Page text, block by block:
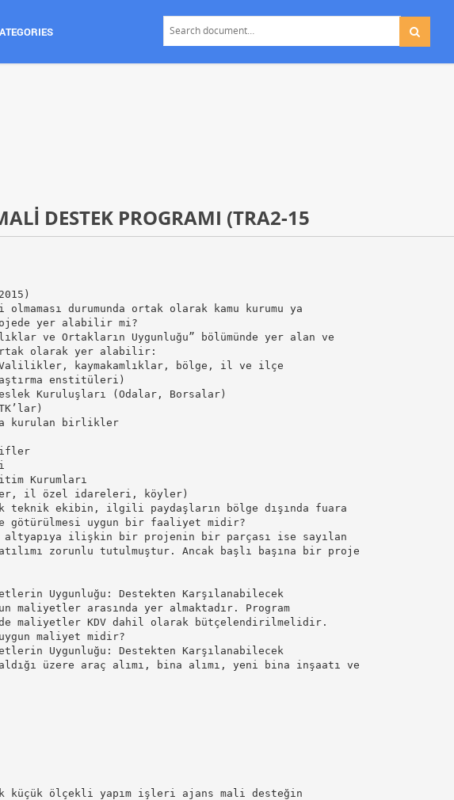
DESTEK PROGRAMI (TRA2-15
durumunda ortak olarak kamu kurumu ya
yer alabilir mi?
ve Ortakların Uygunluğu” bölümünde yer alan ve
olarak yer alabilir:
(Valilikler, kaymakamlıklar, bölge, il ve ilçe
enstitüleri)
Kuruluşları (Odalar, Borsalar)
kurulan birlikler
Kurumları
il özel idareleri, köyler)
teknik ekibin, ilgili paydaşların bölge dışında fuara
götürülmesi uygun bir faaliyet midir?
altyapıya ilişkin bir projenin bir parçası ise sayılan
zorunlu tutulmuştur. Ancak başlı başına bir proje
Uygunluğu: Destekten Karşılanabilecek
maliyetler arasında yer almaktadır. Program
maliyetler KDV dahil olarak bütçelendirilmelidir.
maliyet midir?
Uygunluğu: Destekten Karşılanabilecek
üzere araç alımı, bina alımı, yeni bina inşaatı ve
küçük ölçekli yapım işleri ajans mali desteğin